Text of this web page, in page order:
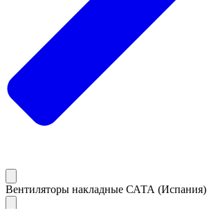
Вентиляторы накладные САТА (Испания)